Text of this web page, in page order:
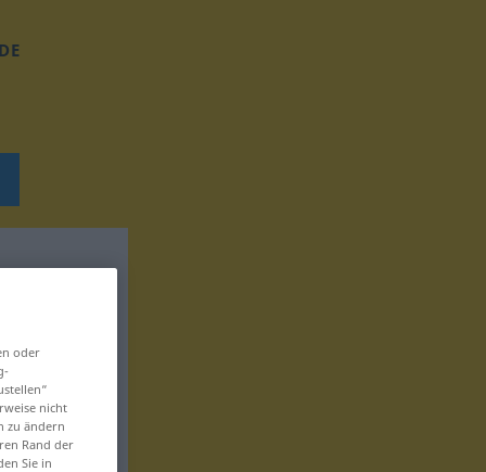
DE
oder
nicht
zu ändern
Rand der
Sie in